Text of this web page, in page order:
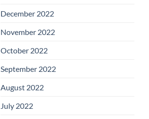
December 2022
November 2022
October 2022
September 2022
August 2022
July 2022